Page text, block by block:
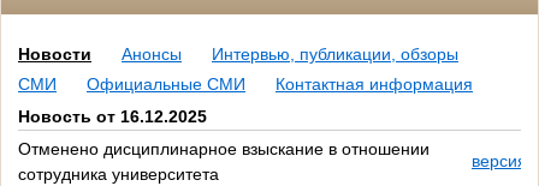
Новости Анонсы
Интервью, публикации, обзоры
СМИ
Официальные СМИ
Контактная информация
Новость от 16.12.2025
Отменено дисциплинарное взыскание в отношении
сотрудника университета
версия